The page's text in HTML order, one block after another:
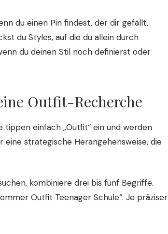
du einen Pin findest, der dir gefällt,
du Styles, auf die du allein durch
du deinen Stil noch definierst oder
Outfit-Recherche
einfach „Outfit“ ein und werden
strategische Herangehensweise, die
kombiniere drei bis fünf Begriffe.
Outfit Teenager Schule“. Je präziser